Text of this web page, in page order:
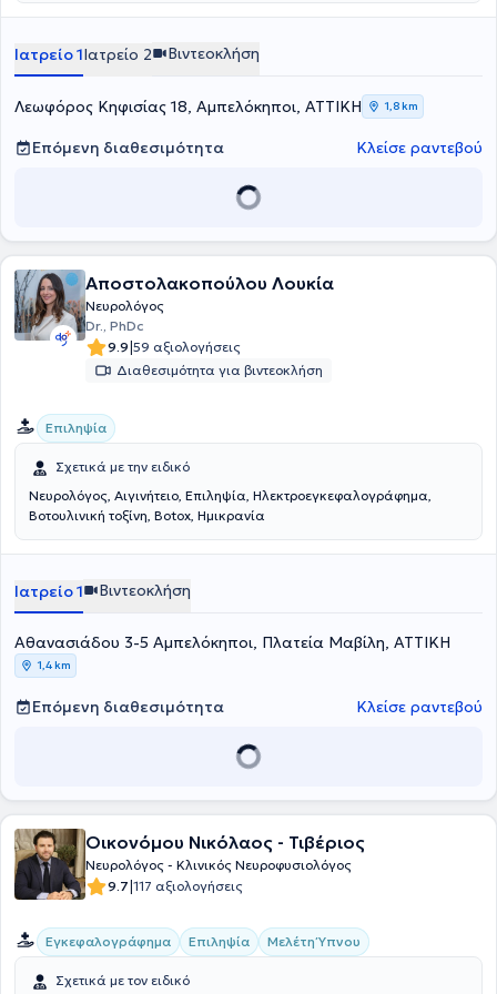
Ιατρείο 1Ιατρείο 2 Βιντεοκλήση
Λεωφόρος Κηφισίας 18, Αμπελόκηποι, ΑΤΤΙΚΗ 1,8 km
Επόμενη διαθεσιμότητα Κλείσε ραντεβού
Αποστολακοπούλου Λουκία
Νευρολόγος
Dr., PhDc
9.9|59 αξιολογήσεις
Διαθεσιμότητα για βιντεοκλήση
Επιληψία
Σχετικά με την ειδικό
Νευρολόγος, Αιγινήτειο, Επιληψία, Ηλεκτροεγκεφαλογράφημα,
Bοτουλινική τοξίνη, Botox, Ημικρανία
Ιατρείο 1 Βιντεοκλήση
Αθανασιάδου 3-5 Αμπελόκηποι, Πλατεία Μαβίλη, ΑΤΤΙΚΗ
1,4 km
Επόμενη διαθεσιμότητα Κλείσε ραντεβού
Οικονόμου Νικόλαος - Τιβέριος
Νευρολόγος - Κλινικός Νευροφυσιολόγος
9.7|117 αξιολογήσεις
Εγκεφαλογράφημα Επιληψία Μελέτη Ύπνου
Σχετικά με τον ειδικό